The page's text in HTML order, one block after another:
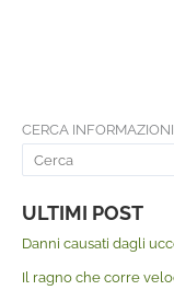
CERCA INFORMAZIONI
ULTIMI POST
Danni causati dagli
Il ragno che corre